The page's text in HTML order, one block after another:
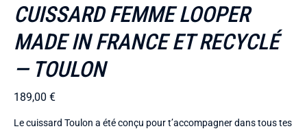
CUISSARD FEMME LOOPER
MADE IN FRANCE ET RECYCLÉ
— TOULON
189,00 €
Le cuissard Toulon a été conçu pour t’accompagner dans tous tes